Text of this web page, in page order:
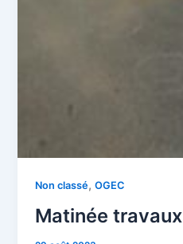
Non classé,OGEC
Matinée travaux